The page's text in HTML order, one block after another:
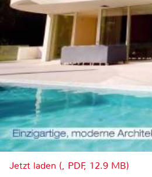
Jetzt laden (, PDF, 12.9 MB)